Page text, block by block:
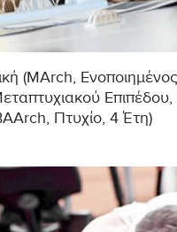
(MArch,
Πτυχίο, 4 Έτη)